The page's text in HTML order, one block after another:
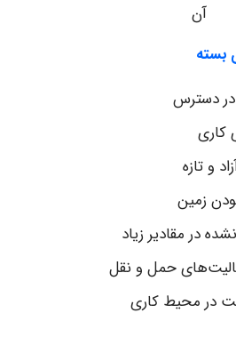
آن
بسته
دسترس
کاری
و تازه
زمین
در مقادیر زیاد
حمل و نقل
در محیط کاری